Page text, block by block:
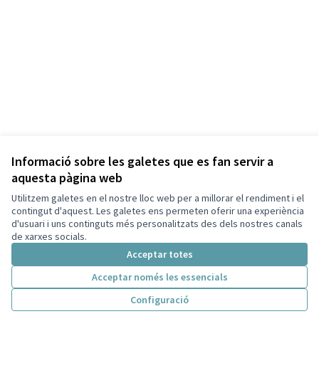
Informació sobre les galetes que es fan servir a
aquesta pàgina web
Utilitzem galetes en el nostre lloc web per a millorar el rendiment i el
contingut d'aquest. Les galetes ens permeten oferir una experiència
d'usuari i uns continguts més personalitzats des dels nostres canals
de xarxes socials.
Acceptar totes
Acceptar només les essencials
Configuració